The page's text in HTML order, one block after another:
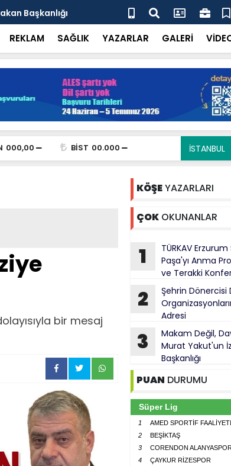
ve İttihat
Şehrin Dönercisi Dönerci Bey,
Adresi
REKLAM SAĞLIK YAZARLAR GALERİ
000,00 BİST 00.000
bir mesaj
KÖŞEYAZARLARI
ÇOKOKUNANLAR
1
TÜRKAV
Paşa'yı Anma
ve Terakki
2
Şehrin Dönercisi
Adresi
3
Makam Değil,
Murat Yakut'un
Başkanlığı
PUAN DURUMU
Süper Lig
1 AMED SPORTİF
2
BEŞİKTAŞ
3
CORENDON
4
ÇAYKUR RİZESPOR